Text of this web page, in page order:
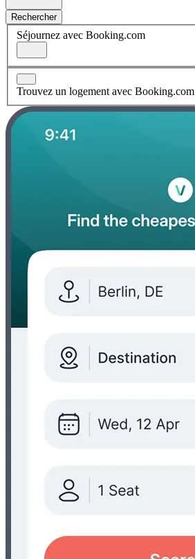
Rechercher
Séjournez avec Booking.com
Trouvez un logement avec Booking.com